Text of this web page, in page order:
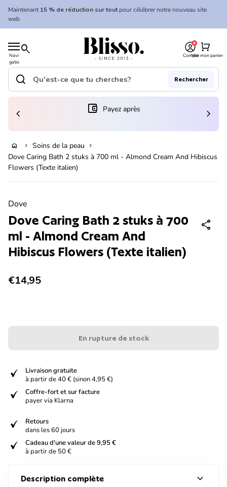
Skip to content
Maintenant15 % de réduction sur toutpour célébrer notre nouveau site
web
Navi
gatio
n
mobil
search
Accueil
CompteVoir mon panier
shopping_cart
Accueil
Recherche"
search Rechercher
(le lien s'ouvre dans un nouvel onglet/fenêtre)
account_balance_wallet Payez après
chevron_left chevron_right
home chevron_right Soins de la peau chevron_right
Dove Caring Bath 2 stuks à 700 ml - Almond Cream And Hibiscus
Flowers (Texte italien)
Dove
Dove Caring Bath 2 stuks à 700
ml - Almond Cream And
Hibiscus Flowers (Texte italien)
share
Prix normal
€14,95
En rupture de stock
verified
Livraison gratuite
à partir de 40 € (sinon 4,95 €)
verified
Coffre-fort et sur facture
payer via Klarna
verified
Retours
dans les 60 jours
verified
Cadeau d'une valeur de 9,95 €
à partir de 50 €
Description complète expand_more